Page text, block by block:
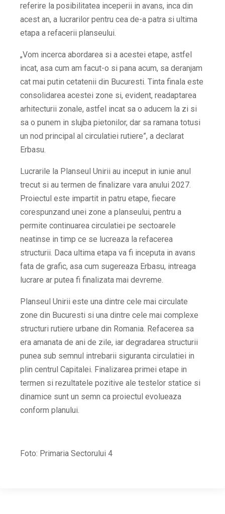
referire la posibilitatea inceperii in avans, inca din
acest an, a lucrarilor pentru cea de-a patra si ultima
etapa a refacerii planseului.
„Vom incerca abordarea si a acestei etape, astfel
incat, asa cum am facut-o si pana acum, sa deranjam
cat mai putin cetatenii din Bucuresti. Tinta finala este
consolidarea acestei zone si, evident, readaptarea
arhitecturii zonale, astfel incat sa o aducem la zi si
sa o punem in slujba pietonilor, dar sa ramana totusi
un nod principal al circulatiei rutiere”, a declarat
Erbasu.
Lucrarile la Planseul Unirii au inceput in iunie anul
trecut si au termen de finalizare vara anului 2027.
Proiectul este impartit in patru etape, fiecare
corespunzand unei zone a planseului, pentru a
permite continuarea circulatiei pe sectoarele
neatinse in timp ce se lucreaza la refacerea
structurii. Daca ultima etapa va fi inceputa in avans
fata de grafic, asa cum sugereaza Erbasu, intreaga
lucrare ar putea fi finalizata mai devreme.
Planseul Unirii este una dintre cele mai circulate
zone din Bucuresti si una dintre cele mai complexe
structuri rutiere urbane din Romania. Refacerea sa
era amanata de ani de zile, iar degradarea structurii
punea sub semnul intrebarii siguranta circulatiei in
plin centrul Capitalei. Finalizarea primei etape in
termen si rezultatele pozitive ale testelor statice si
dinamice sunt un semn ca proiectul evolueaza
conform planului.
Foto: Primaria Sectorului 4